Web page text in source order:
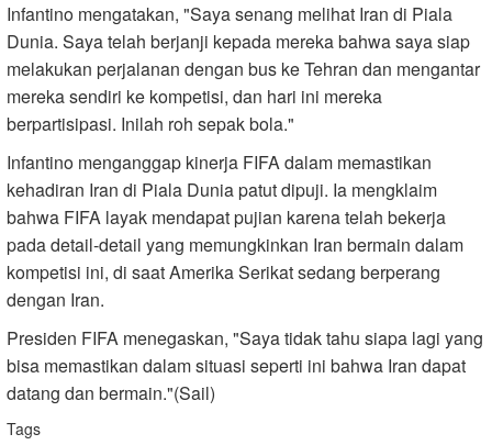
Infantino mengatakan, "Saya senang melihat Iran di Piala
Dunia. Saya telah berjanji kepada mereka bahwa saya siap
melakukan perjalanan dengan bus ke Tehran dan mengantar
mereka sendiri ke kompetisi, dan hari ini mereka
berpartisipasi. Inilah roh sepak bola."
Infantino menganggap kinerja FIFA dalam memastikan
kehadiran Iran di Piala Dunia patut dipuji. Ia mengklaim
bahwa FIFA layak mendapat pujian karena telah bekerja
pada detail-detail yang memungkinkan Iran bermain dalam
kompetisi ini, di saat Amerika Serikat sedang berperang
dengan Iran.
Presiden FIFA menegaskan, "Saya tidak tahu siapa lagi yang
bisa memastikan dalam situasi seperti ini bahwa Iran dapat
datang dan bermain."(Sail)
Tags